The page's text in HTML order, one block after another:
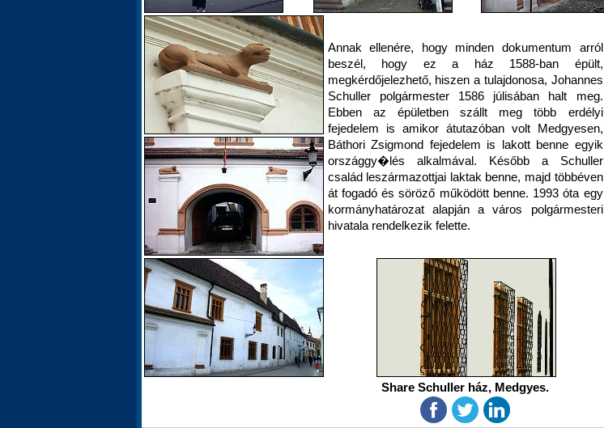
Annak ellenére, hogy minden dokumentum arról
beszél, hogy ez a ház 1588-ban épült,
megkérdőjelezhető, hiszen a tulajdonosa, Johannes
Schuller polgármester 1586 júlisában halt meg.
Ebben az épületben szállt meg több erdélyi
fejedelem is amikor átutazóban volt Medgyesen,
Báthori Zsigmond fejedelem is lakott benne egyik
országgy�lés alkalmával. Később a Schuller
család leszármazottjai laktak benne, majd többéven
át fogadó és söröző működött benne. 1993 óta egy
kormányhatározat alapján a város polgármesteri
hivatala rendelkezik felette.
Share Schuller ház, Medgyes.